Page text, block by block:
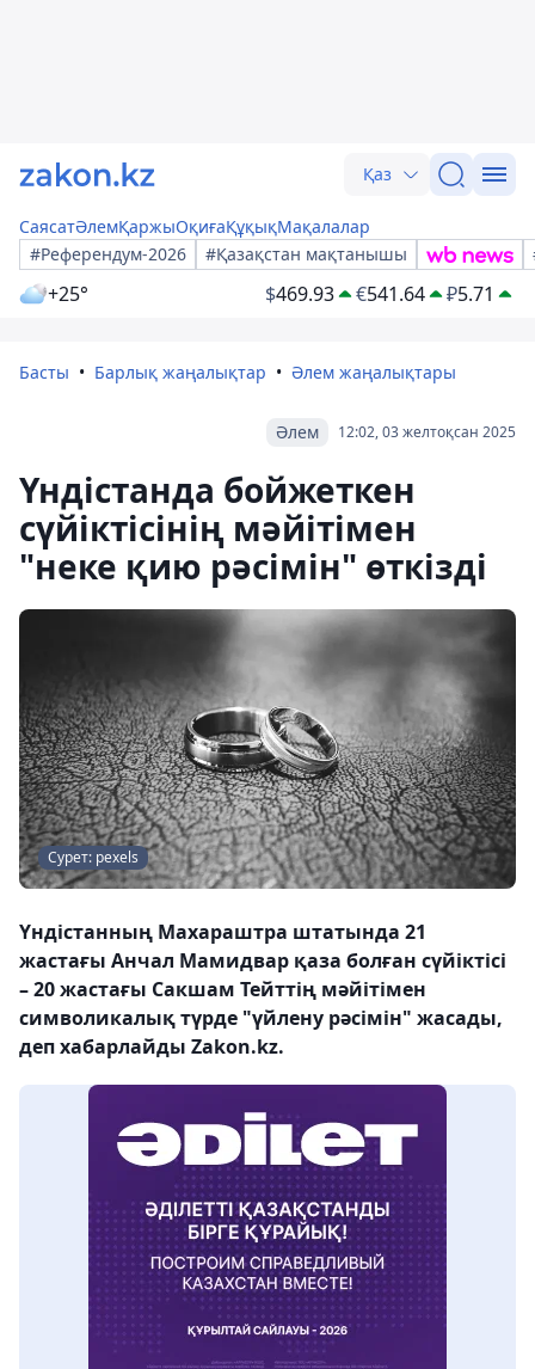
Қаз
СаясатӘлемҚаржыОқиғаҚұқықМақалалар
#Референдум-2026
#Қазақстан мақтанышы
+25° $469.93 €541.64 ₽5.71
Басты Барлық жаңалықтар Әлем жаңалықтары
12:02, 03 желтоқсан 2025
Әлем
Үндістанда бойжеткен
сүйіктісінің мәйітімен
"неке қию рәсімін" өткізді
Сурет: pexels
Үндістанның Махараштра штатында 21
жастағы Анчал Мамидвар қаза болған сүйіктісі
– 20 жастағы Сакшам Тейттің мәйітімен
символикалық түрде "үйлену рәсімін" жасады,
деп хабарлайды Zakon.kz.